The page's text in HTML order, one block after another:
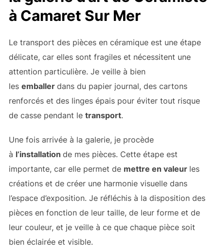
à Camaret Sur Mer
Le transport des pièces en céramique est une étape
délicate, car elles sont fragiles et nécessitent une
attention particulière. Je veille à bien
les emballer dans du papier journal, des cartons
renforcés et des linges épais pour éviter tout risque
de casse pendant le transport.
Une fois arrivée à la galerie, je procède
à l’installation de mes pièces. Cette étape est
importante, car elle permet de mettre en valeur les
créations et de créer une harmonie visuelle dans
l’espace d’exposition. Je réfléchis à la disposition des
pièces en fonction de leur taille, de leur forme et de
leur couleur, et je veille à ce que chaque pièce soit
bien éclairée et visible.